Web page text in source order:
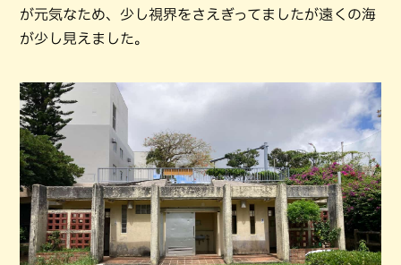
が元気なため、少し視界をさえぎってましたが遠くの海
が少し見えました。